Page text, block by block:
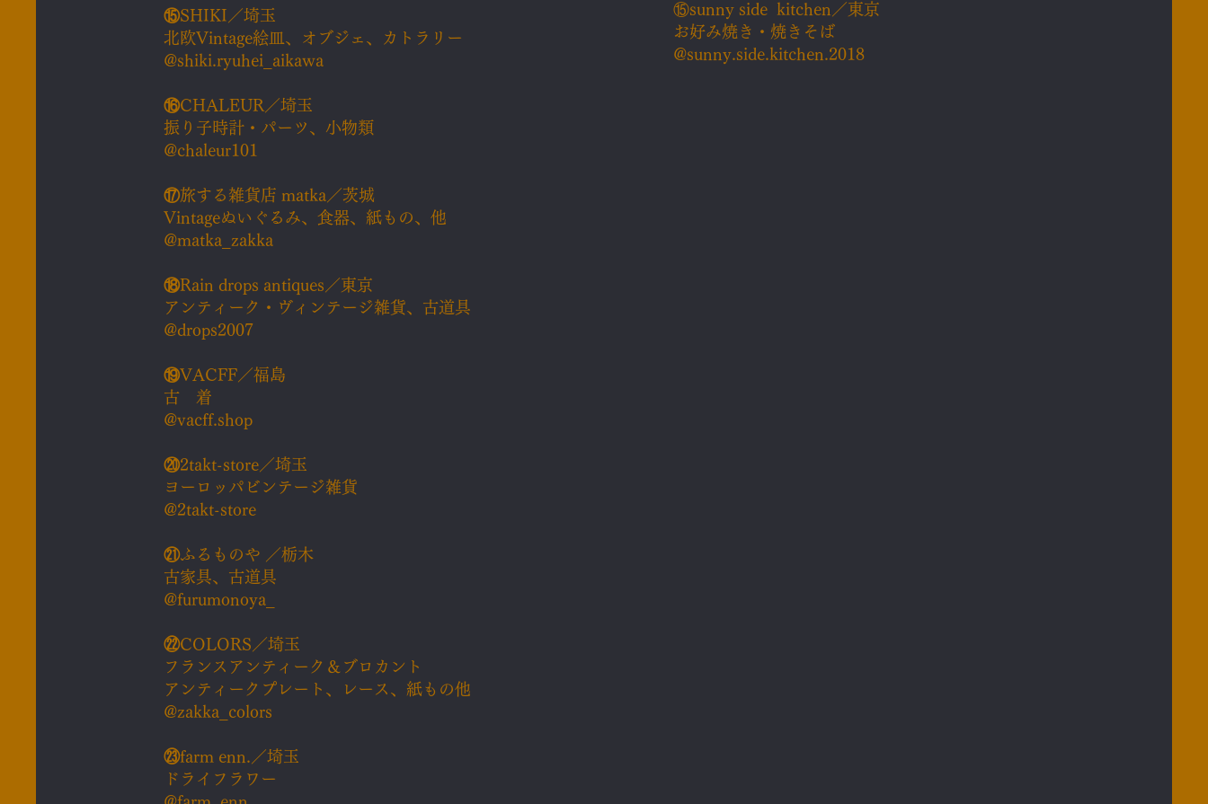
⑮SHIKI／埼玉
北欧Vintage絵皿、オブジェ、カトラリー
@shiki.ryuhei_aikawa
⑯CHALEUR／埼玉
振り子時計・パーツ、小物類
@chaleur101
⑰旅する雑貨店 matka／茨城
Vintageぬいぐるみ、食器、紙もの、他
@matka_zakka
⑱Rain drops antiques／東京
アンティーク・ヴィンテージ雑貨、 古道具
@drops2007
⑲VACFF／福島
古 着
@vacff.shop
⑳2takt-store／埼玉
ヨーロッパビンテージ雑貨
@2takt-store
㉑ふるものや ／栃木
古家具、古道具
@furumonoya_
㉒COLORS／埼玉
フランスアンティーク＆ブロカント
アンティークプレート、レース、紙もの他
@zakka_colors
㉓farm enn.／埼玉
ドライフラワー
⑮​sunny side kitchen／東京
お好み焼き・焼きそば
@sunny.side.kitchen.2018